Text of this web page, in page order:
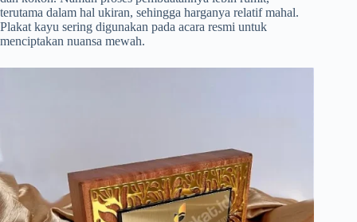
terutama dalam hal ukiran, sehingga harganya relatif mahal.
Plakat kayu sering digunakan pada acara resmi untuk
menciptakan nuansa mewah.